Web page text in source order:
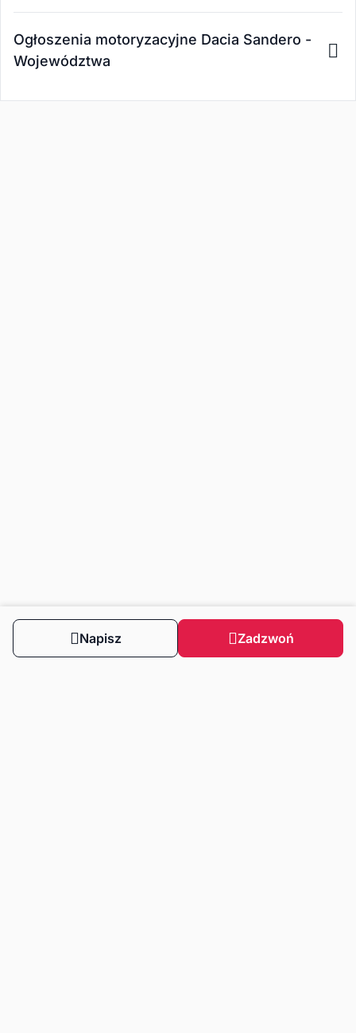
Zadzwoń
Napisz
Ogłoszenia motoryzacyjne Dacia Sandero -
Województwa